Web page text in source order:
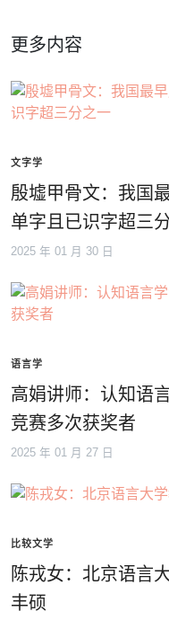
更多内容
文字学
殷墟甲骨文：我国
单字且已识字超三
2025 年 01 月 30 日
语言学
高娟讲师：认知语
竞赛多次获奖者
2025 年 01 月 27 日
比较文学
陈戎女：北京语言
丰硕